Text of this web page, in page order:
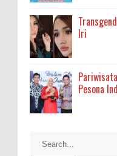
Iri
Pesona